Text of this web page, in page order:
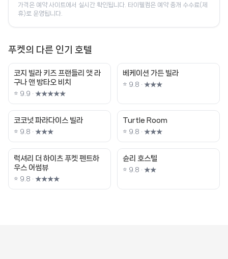
가격은 예약 사이트에서 실시간 확인됩니다. 타이웰컴은 예약 중개 수수료(제
휴)로 운영됩니다.
푸켓의 다른 인기 호텔
코지 빌라 키즈 프랜들리 앳 라
구나 앤 방타오 비치
⭐ 9.9 · ★★★★★
베케이션 가든 빌라
⭐ 9.8 · ★★★
코코넛 파라다이스 빌라
⭐ 9.8 · ★★★
Turtle Room
⭐ 9.8 · ★★★
럭셔리 더 하이츠 푸켓 펜트하
우스 어썸뷰
⭐ 9.8 · ★★★★
슌리 호스텔
⭐ 9.8 · ★★